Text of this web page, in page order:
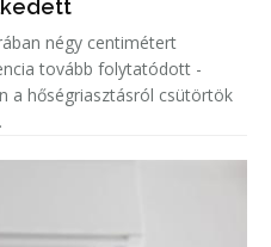
négy centimétert
tovább folytatódott -
a hőségriasztásról csütörtök